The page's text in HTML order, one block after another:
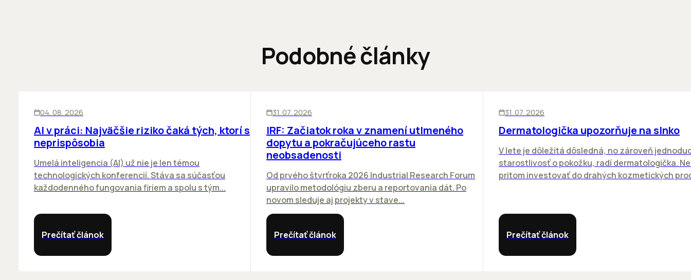
Podobné články
04. 08. 2026
AI v práci: Najväčšie riziko čaká tých, ktorí sa
neprispôsobia
Umelá inteligencia (AI) už nie je len témou
technologických konferencií. Stáva sa súčasťou
každodenného fungovania firiem a spolu s tým...
Prečítať článok
31. 07. 2026
IRF: Začiatok roka v znamení utlmeného
dopytu a pokračujúceho rastu
neobsadenosti
Od prvého štvrťroka 2026 Industrial Research Forum
upravilo metodológiu zberu a reportovania dát. Po
novom sleduje aj projekty v stave...
Prečítať článok
31. 07. 2026
Dermatologička upozorňuje na slnko
V lete je dôležitá dôsledná, no zároveň
starostlivosť o pokožku, radí dermatologička.
pritom investovať do drahých kozmetických
Prečítať článok